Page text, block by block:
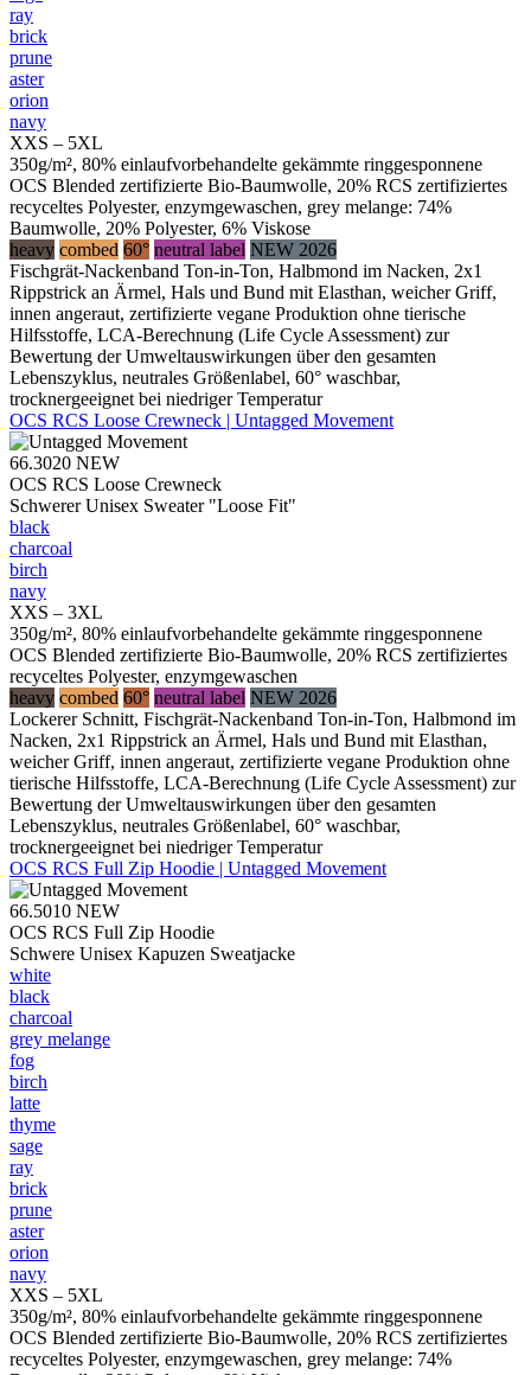
ray
brick
prune
aster
orion
navy
XXS – 5XL
350g/m², 80% einlaufvorbehandelte gekämmte ringgesponnene
OCS Blended zertifizierte Bio-Baumwolle, 20% RCS zertifiziertes
recyceltes Polyester, enzymgewaschen, grey melange: 74%
Baumwolle, 20% Polyester, 6% Viskose
heavy combed 60° neutral label NEW 2026
Fischgrät-Nackenband Ton-in-Ton, Halbmond im Nacken, 2x1
Rippstrick an Ärmel, Hals und Bund mit Elasthan, weicher Griff,
innen angeraut, zertifizierte vegane Produktion ohne tierische
Hilfsstoffe, LCA-Berechnung (Life Cycle Assessment) zur
Bewertung der Umweltauswirkungen über den gesamten
Lebenszyklus, neutrales Größenlabel, 60° waschbar,
trocknergeeignet bei niedriger Temperatur
OCS RCS Loose Crewneck | Untagged Movement
66.3020 NEW
OCS RCS Loose Crewneck
Schwerer Unisex Sweater "Loose Fit"
black
charcoal
birch
navy
XXS – 3XL
350g/m², 80% einlaufvorbehandelte gekämmte ringgesponnene
OCS Blended zertifizierte Bio-Baumwolle, 20% RCS zertifiziertes
recyceltes Polyester, enzymgewaschen
heavy combed 60° neutral label NEW 2026
Lockerer Schnitt, Fischgrät-Nackenband Ton-in-Ton, Halbmond im
Nacken, 2x1 Rippstrick an Ärmel, Hals und Bund mit Elasthan,
weicher Griff, innen angeraut, zertifizierte vegane Produktion ohne
tierische Hilfsstoffe, LCA-Berechnung (Life Cycle Assessment) zur
Bewertung der Umweltauswirkungen über den gesamten
Lebenszyklus, neutrales Größenlabel, 60° waschbar,
trocknergeeignet bei niedriger Temperatur
OCS RCS Full Zip Hoodie | Untagged Movement
66.5010 NEW
OCS RCS Full Zip Hoodie
Schwere Unisex Kapuzen Sweatjacke
white
black
charcoal
grey melange
fog
birch
latte
thyme
sage
ray
brick
prune
aster
orion
navy
XXS – 5XL
350g/m², 80% einlaufvorbehandelte gekämmte ringgesponnene
OCS Blended zertifizierte Bio-Baumwolle, 20% RCS zertifiziertes
recyceltes Polyester, enzymgewaschen, grey melange: 74%